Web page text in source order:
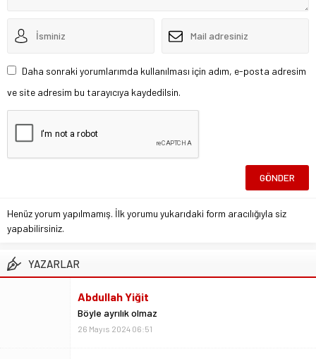
Daha sonraki yorumlarımda kullanılması için adım, e-posta adresim
ve site adresim bu tarayıcıya kaydedilsin.
Henüz yorum yapılmamış. İlk yorumu yukarıdaki form aracılığıyla siz
yapabilirsiniz.
YAZARLAR
Abdullah Yiğit
Böyle ayrılık olmaz
26 Mayıs 2024 06:51